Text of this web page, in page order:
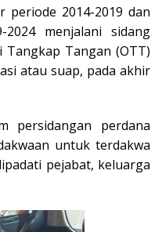
periode 2014-2019 dan
menjalani sidang
Tangkap Tangan (OTT)
atau suap, pada akhir
persidangan perdana
untuk terdakwa
pejabat, keluarga